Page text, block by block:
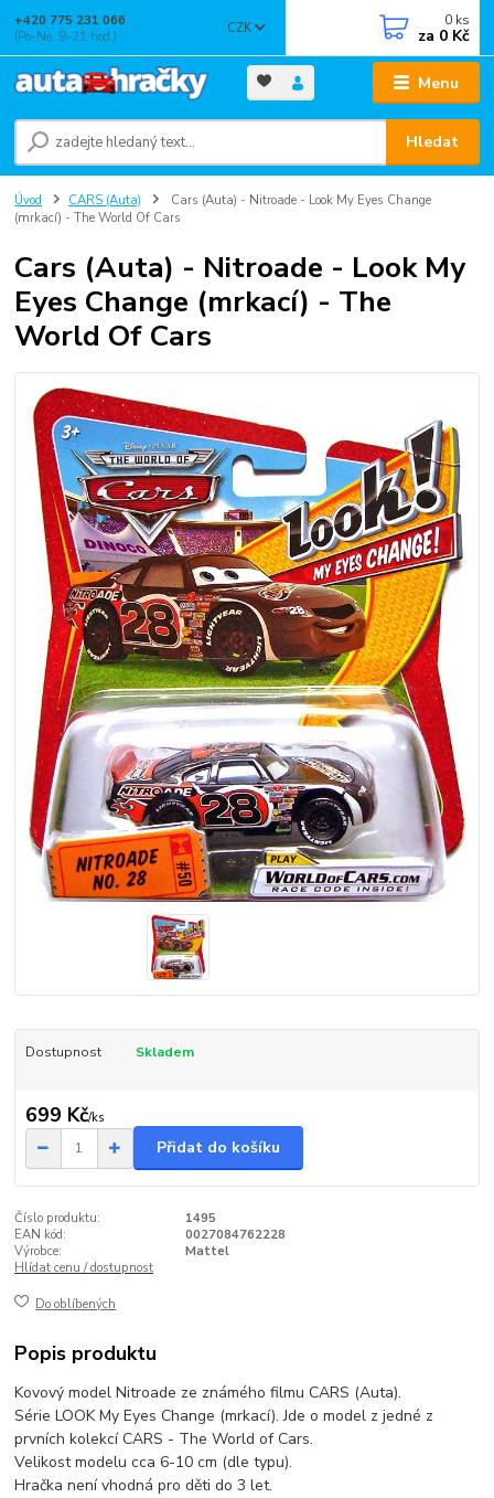
Menu
CZK
Hledat
+420 775 231 066
(Po-Ne, 9-21 hod.)
0 ks
za 0 Kč
Úvod CARS (Auta)
Cars (Auta) - Nitroade - Look My Eyes Change
(mrkací) - The World Of Cars
Cars (Auta) - Nitroade - Look My
Eyes Change (mrkací) - The
World Of Cars
Dostupnost Skladem
699 Kč/ks
Přidat do košíku
Číslo produktu:
1495
EAN kód:
0027084762228
Výrobce:
Mattel
Hlídat cenu / dostupnost
Do oblíbených
Popis produktu
Kovový model Nitroade ze známého filmu CARS (Auta).
Série LOOK My Eyes Change (mrkací). Jde o model z jedné z
prvních kolekcí CARS - The World of Cars.
Velikost modelu cca 6-10 cm (dle typu).
Hračka není vhodná pro děti do 3 let.